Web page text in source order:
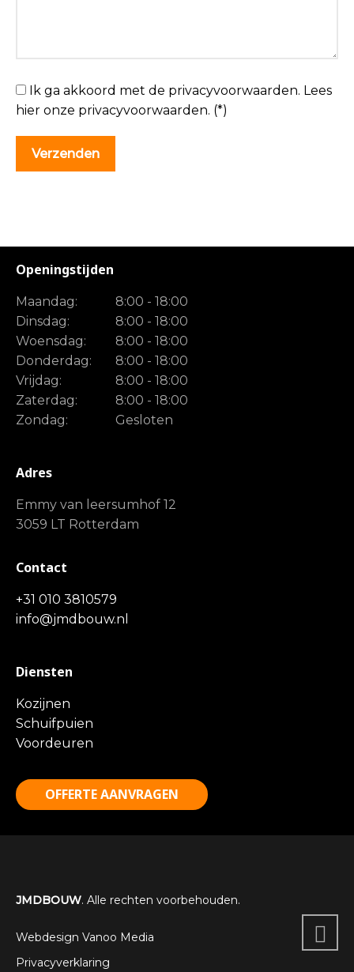
Ik ga akkoord met de privacyvoorwaarden. Lees
hier onze privacyvoorwaarden. (*)
Openingstijden
Maandag:
8:00 - 18:00
Dinsdag:
8:00 - 18:00
Woensdag:
8:00 - 18:00
Donderdag:
8:00 - 18:00
Vrijdag:
8:00 - 18:00
Zaterdag:
8:00 - 18:00
Zondag:
Gesloten
Adres
Emmy van leersumhof 12
3059 LT Rotterdam
Contact
+31 010 3810579
info@jmdbouw.nl
Diensten
Kozijnen
Schuifpuien
Voordeuren
OFFERTE AANVRAGEN
JMDBOUW. Alle rechten voorbehouden.
Webdesign Vanoo Media
Privacyverklaring